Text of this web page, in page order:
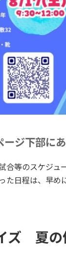
ージ下部に
等のスケジュ
た日程は、早め
ズ 夏の